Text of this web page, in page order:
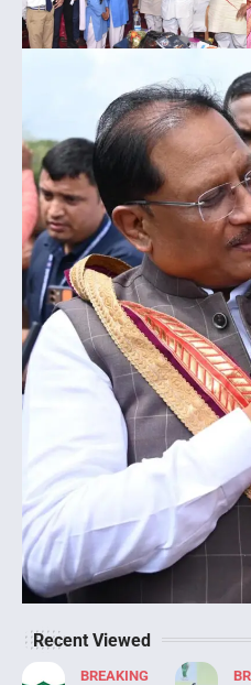
Recent Viewed
BREAKING